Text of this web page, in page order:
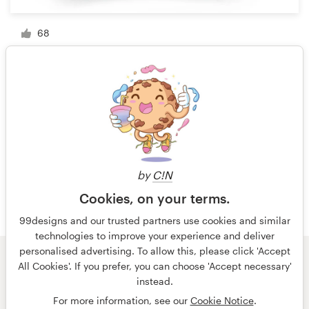
by C!N
Cookies, on your terms.
99designs and our trusted partners use cookies and similar
technologies to improve your experience and deliver
personalised advertising. To allow this, please click 'Accept
All Cookies'. If you prefer, you can choose 'Accept necessary'
instead.
For more information, see our Cookie Notice.
68
1 de 5
© 99designs
de Vista
Términos y condiciones
Privacidad